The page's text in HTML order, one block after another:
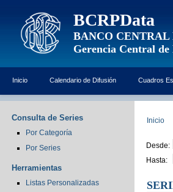
BCRPData
BANCO CENTRAL
Gerencia Central de
Inicio Calendario de Difusión Cuadros
Consulta de Series
Por Categoría
Por Series
Herramientas
Listas Personalizadas
Inicio
Desde:
Hasta: